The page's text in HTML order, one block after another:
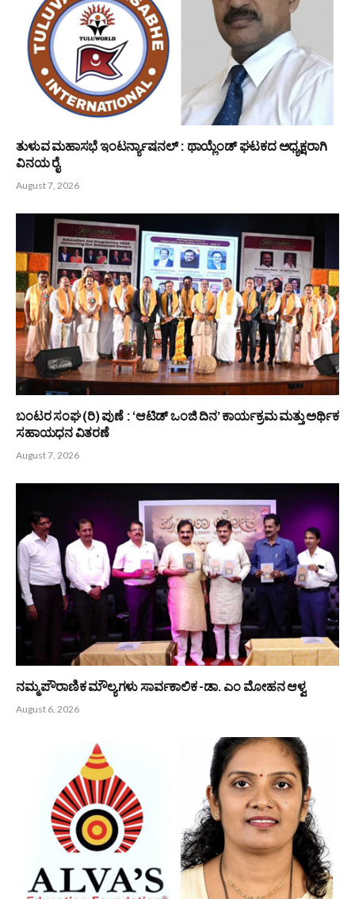
ತುಳುವ ಮಹಾಸಭೆ ಇಂಟರ್ನ್ಯಾಷನಲ್ : ಥಾಯ್ಲೆಂಡ್ ಘಟಕದ ಅಧ್ಯಕ್ಷರಾಗಿ
ವಿನಯ ರೈ
August 7, 2026
ಬಂಟರ ಸಂಘ (ರಿ) ಪುಣೆ : ‘ಆಟಿಡ್ ಒಂಜಿ ದಿನ’ ಕಾರ್ಯಕ್ರಮ ಮತ್ತು ಅರ್ಥಿಕ
ಸಹಾಯಧನ ವಿತರಣೆ
August 7, 2026
ನಮ್ಮ ಪೌರಾಣಿಕ ಮೌಲ್ಯಗಳು ಸಾರ್ವಕಾಲಿಕ -ಡಾ. ಎಂ ಮೋಹನ ಆಳ್ವ
August 6, 2026